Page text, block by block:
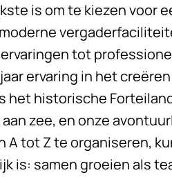
is om te kiezen voor
tot
ervaring in het
het historische
aan zee, en onze
A tot Z te organiseren,
is: samen groeien als